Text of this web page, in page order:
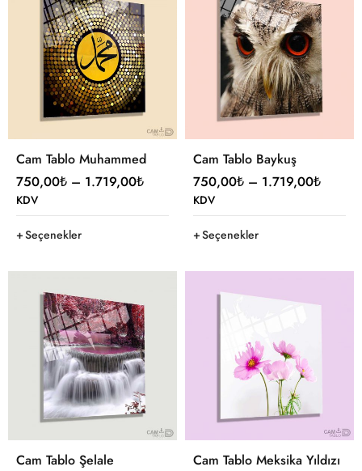
Cam Tablo Muhammed
750,00₺ – 1.719,00₺
KDV
Seçenekler
Cam Tablo Baykuş
750,00₺ – 1.719,00₺
KDV
Seçenekler
Cam Tablo Şelale
Cam Tablo Meksika Yıldızı